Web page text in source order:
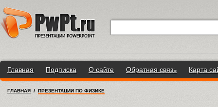
Главная Подписка О сайте Обратная связь Карта
ГЛАВНАЯ / ПРЕЗЕНТАЦИИ ПО ФИЗИКЕ